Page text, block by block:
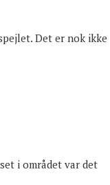
Det er nok ikke
i området var det